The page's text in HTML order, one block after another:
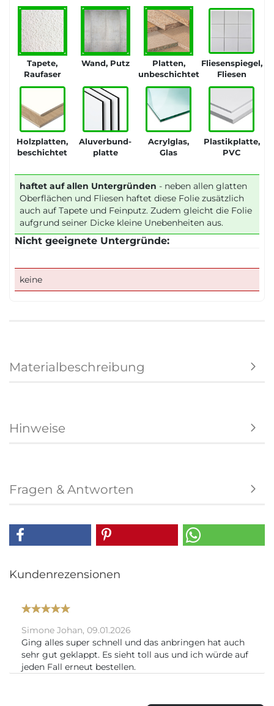
Tapete,
Raufaser
Wand, Putz
Platten,
unbeschichtet
Fliesenspiegel,
Fliesen
Holzplatten,
beschichtet
Aluverbund-
platte
Acrylglas,
Glas
Plastikplatte,
PVC
haftet auf allen Untergründen - neben allen glatten
Oberflächen und Fliesen haftet diese Folie zusätzlich
auch auf Tapete und Feinputz. Zudem gleicht die Folie
aufgrund seiner Dicke kleine Unebenheiten aus.
Nicht geeignete Untergründe:
keine
Materialbeschreibung
Hinweise
Fragen & Antworten
Kundenrezensionen
Simone Johan, 09.01.2026
Ging alles super schnell und das anbringen hat auch
sehr gut geklappt. Es sieht toll aus und ich würde auf
jeden Fall erneut bestellen.